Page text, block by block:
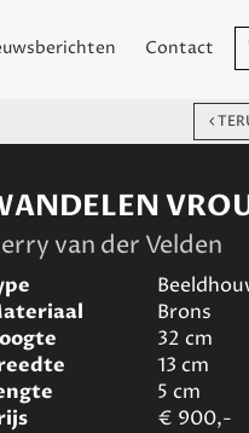
Contact
van der Velden
Brons
32 cm
13 cm
5 cm
€ 900,-